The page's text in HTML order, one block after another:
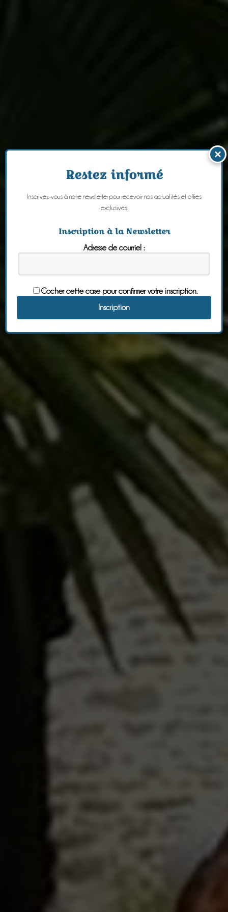
×
Restez informé
Inscrivez-vous à notre newsletter pour recevoir nos actualités et offres
exclusives
Inscription à la Newsletter
Adresse de courriel :
Cocher cette case pour confirmer votre inscription.